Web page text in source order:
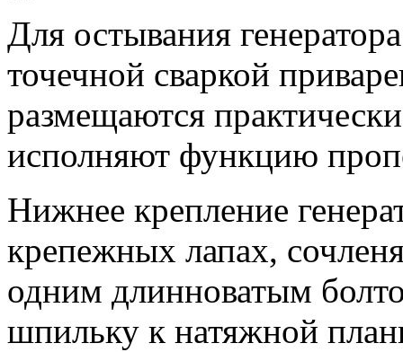
Для остывания
точечной сваркой
размещаются
исполняют функцию
Нижнее крепление
крепежных лапах,
одним длинноватым
шпильку к натяжной